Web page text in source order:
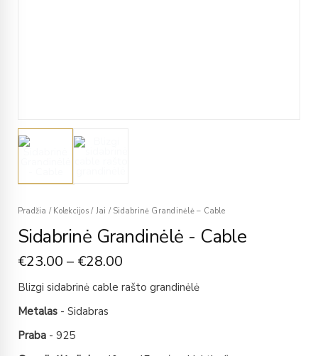
Pradžia / Kolekcijos / Jai /Sidabrinė Grandinėlė – Cable
Sidabrinė Grandinėlė - Cable
€23.00 – €28.00
Blizgi sidabrinė cable rašto grandinėlė
Metalas - Sidabras
Praba - 925